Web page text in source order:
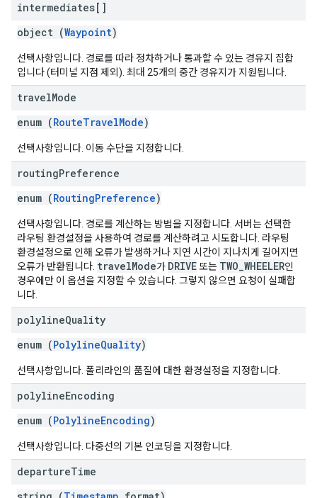
intermediates[]
object (Waypoint)
선택사항입니다. 경로를 따라 정차하거나 통과할 수 있는 경유지 집합
입니다 (터미널 지점 제외). 최대 25개의 중간 경유지가 지원됩니다.
travelMode
enum (RouteTravelMode)
선택사항입니다. 이동 수단을 지정합니다.
routingPreference
enum (RoutingPreference)
선택사항입니다. 경로를 계산하는 방법을 지정합니다. 서버는 선택한
라우팅 환경설정을 사용하여 경로를 계산하려고 시도합니다. 라우팅
환경설정으로 인해 오류가 발생하거나 지연 시간이 지나치게 길어지면
오류가 반환됩니다. travelMode가 DRIVE 또는 TWO_WHEELER인
경우에만 이 옵션을 지정할 수 있습니다. 그렇지 않으면 요청이 실패합
니다.
polylineQuality
enum (PolylineQuality)
선택사항입니다. 폴리라인의 품질에 대한 환경설정을 지정합니다.
polylineEncoding
enum (PolylineEncoding)
선택사항입니다. 다중선의 기본 인코딩을 지정합니다.
departureTime